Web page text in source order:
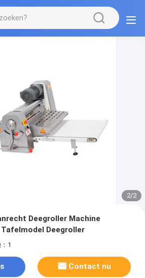
2/2
Deegroller Machine
Tafelmodel Deegroller
1
Contact nu